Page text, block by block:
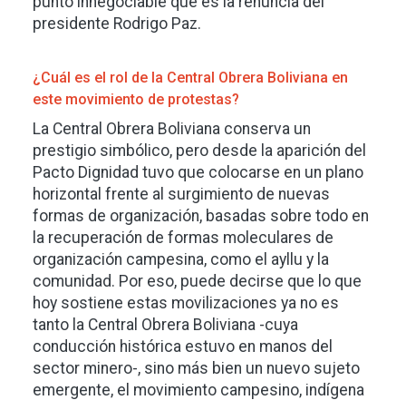
presidente Rodrigo Paz.
¿Cuál es el rol de la Central Obrera Boliviana en
este movimiento de protestas?
La Central Obrera Boliviana conserva un
prestigio simbólico, pero desde la aparición del
Pacto Dignidad tuvo que colocarse en un plano
horizontal frente al surgimiento de nuevas
formas de organización, basadas sobre todo en
la recuperación de formas moleculares de
organización campesina, como el ayllu y la
comunidad. Por eso, puede decirse que lo que
hoy sostiene estas movilizaciones ya no es
tanto la Central Obrera Boliviana -cuya
conducción histórica estuvo en manos del
sector minero-, sino más bien un nuevo sujeto
emergente, el movimiento campesino, indígena